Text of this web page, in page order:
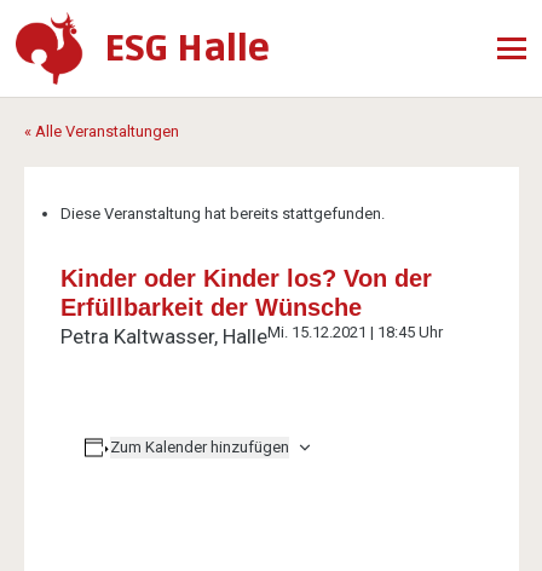
ESG Halle
« Alle Veranstaltungen
Diese Veranstaltung hat bereits stattgefunden.
Kinder oder Kinder los? Von der
Erfüllbarkeit der Wünsche
Petra Kaltwasser, HalleMi. 15.12.2021 | 18:45 Uhr
Zum Kalender hinzufügen